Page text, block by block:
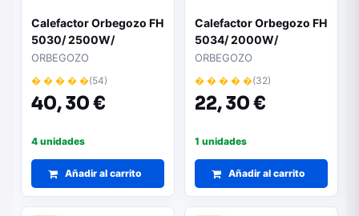
Calefactor Orbegozo FH
5030/ 2500W/
Termostato Regulable
ORBEGOZO
� � � � �(54)
40,30 €
4 unidades
Añadir al carrito
Calefactor Orbegozo FH
5034/ 2000W/
Termostato Regulable
ORBEGOZO
� � � � �(32)
22,30 €
1 unidades
Añadir al carrito